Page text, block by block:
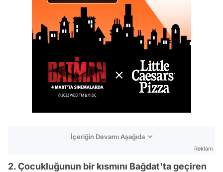
İçeriğin Devamı Aşağıda
Reklam
2. Çocukluğunun bir kısmını Bağdat'ta geçiren